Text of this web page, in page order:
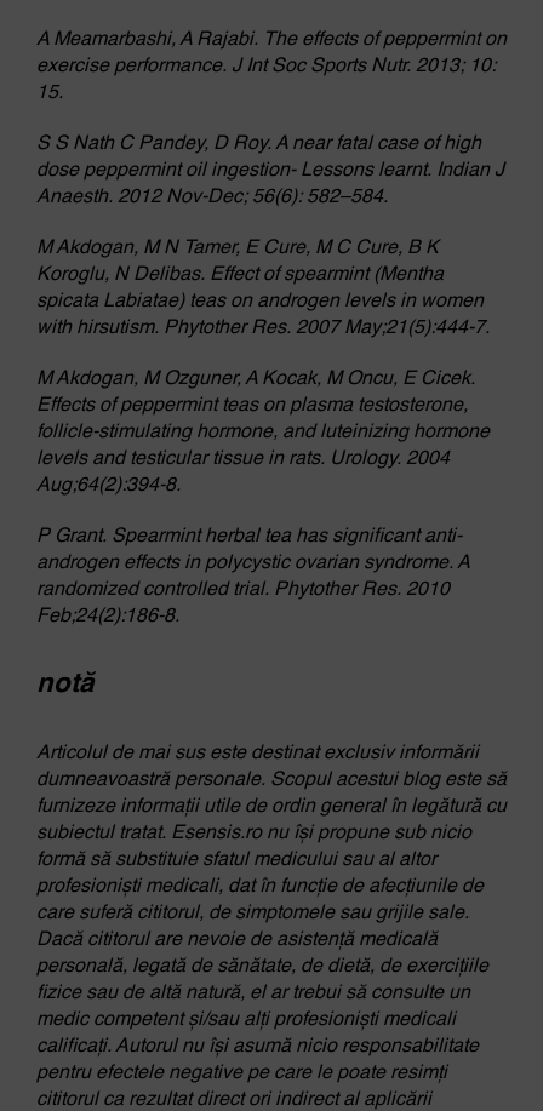
A Meamarbashi, A Rajabi. The effects of peppermint on
exercise performance. J Int Soc Sports Nutr. 2013; 10:
15.
S S Nath C Pandey, D Roy. A near fatal case of high
dose peppermint oil ingestion- Lessons learnt. Indian J
Anaesth. 2012 Nov-Dec; 56(6): 582–584.
M Akdogan, M N Tamer, E Cure, M C Cure, B K
Koroglu, N Delibas. Effect of spearmint (Mentha
spicata Labiatae) teas on androgen levels in women
with hirsutism. Phytother Res. 2007 May;21(5):444-7.
M Akdogan, M Ozguner, A Kocak, M Oncu, E Cicek.
Effects of peppermint teas on plasma testosterone,
follicle-stimulating hormone, and luteinizing hormone
levels and testicular tissue in rats. Urology. 2004
Aug;64(2):394-8.
P Grant. Spearmint herbal tea has significant anti-
androgen effects in polycystic ovarian syndrome. A
randomized controlled trial. Phytother Res. 2010
Feb;24(2):186-8.
notă
Articolul de mai sus este destinat exclusiv informării
dumneavoastră personale. Scopul acestui blog este să
furnizeze informații utile de ordin general în legătură cu
subiectul tratat. Esensis.ro nu își propune sub nicio
formă să substituie sfatul medicului sau al altor
profesioniști medicali, dat în funcție de afecțiunile de
care suferă cititorul, de simptomele sau grijile sale.
Dacă cititorul are nevoie de asistență medicală
personală, legată de sănătate, de dietă, de exercițiile
fizice sau de altă natură, el ar trebui să consulte un
medic competent și/sau alți profesioniști medicali
calificați. Autorul nu își asumă nicio responsabilitate
pentru efectele negative pe care le poate resimți
cititorul ca rezultat direct ori indirect al aplicării